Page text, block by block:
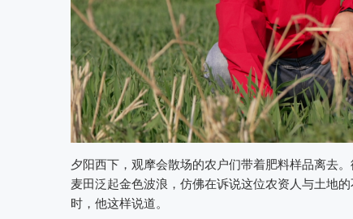
夕阳西下，观摩会散场的农户们带着肥料样品离去
麦田泛起金色波浪，仿佛在诉说这位农资人与土地
时，他这样说道。